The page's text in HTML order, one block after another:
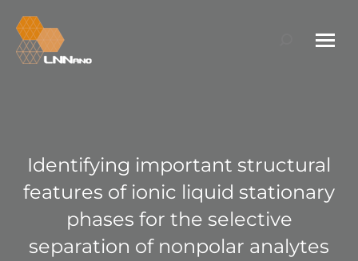
Search:
Identifying important structural
features of ionic liquid stationary
phases for the selective
separation of nonpolar analytes